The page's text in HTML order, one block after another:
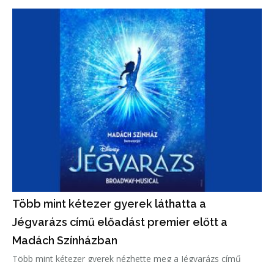
Több mint kétezer gyerek láthatta a
Jégvarázs című előadást premier előtt a
Madách Színházban
Több mint kétezer gyerek nézhette meg a Jégvarázs című